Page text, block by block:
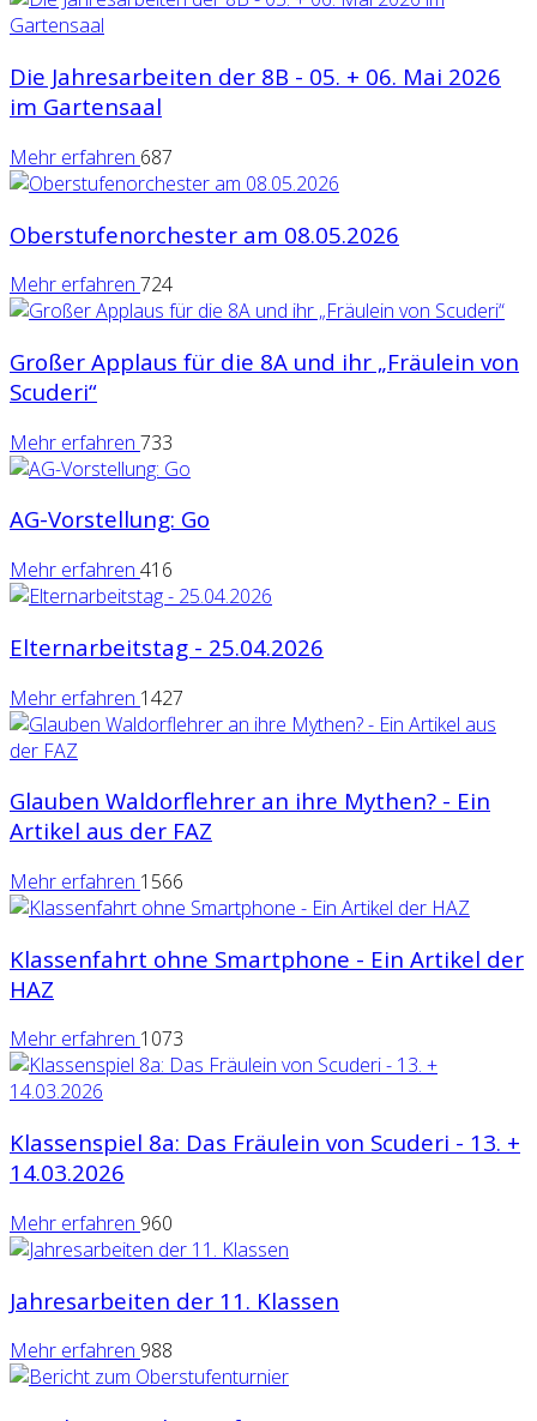
Die Jahresarbeiten der 8B - 05. + 06. Mai 2026
im Gartensaal
Mehr erfahren 687
Oberstufenorchester am 08.05.2026
Mehr erfahren 724
Großer Applaus für die 8A und ihr „Fräulein von
Scuderi“
Mehr erfahren 733
AG-Vorstellung: Go
Mehr erfahren 416
Elternarbeitstag - 25.04.2026
Mehr erfahren 1427
Glauben Waldorflehrer an ihre Mythen? - Ein
Artikel aus der FAZ
Mehr erfahren 1566
Klassenfahrt ohne Smartphone - Ein Artikel der
HAZ
Mehr erfahren 1073
Klassenspiel 8a: Das Fräulein von Scuderi - 13. +
14.03.2026
Mehr erfahren 960
Jahresarbeiten der 11. Klassen
Mehr erfahren 988